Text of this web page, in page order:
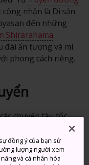
công nhận là Di sản
đến những
Shirarahama.
đài ấn tượng và mì
phong cách riêng.
chuyến tàu tốc
các dịch vụ tàu và
Nagoya, kết nối dễ
Quốc tế Kansai.
đồng ý của bạn sử
lượng người xem
và cá nhân hóa